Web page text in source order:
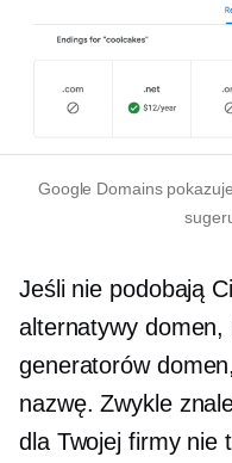
Google Domains
Jeśli nie podobają
alternatywy
generatorów
nazwę. Zwykle
dla Twojej firmy nie